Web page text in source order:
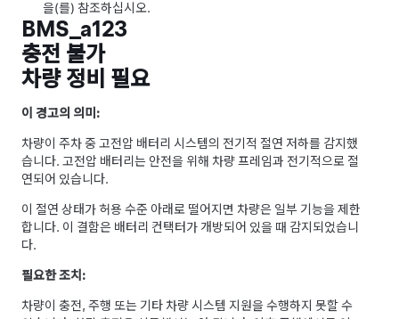
을(를) 참조하십시오.
BMS_a123
충전 불가
차량 정비 필요
이 경고의 의미:
차량이 주차 중 고전압 배터리 시스템의 전기적 절연 저하를 감지했
습니다. 고전압 배터리는 안전을 위해 차량 프레임과 전기적으로 절
연되어 있습니다.
이 절연 상태가 허용 수준 아래로 떨어지면 차량은 일부 기능을 제한
합니다. 이 결함은 배터리 컨택터가 개방되어 있을 때 감지되었습니
다.
필요한 조치:
차량이 충전, 주행 또는 기타 차량 시스템 지원을 수행하지 못할 수